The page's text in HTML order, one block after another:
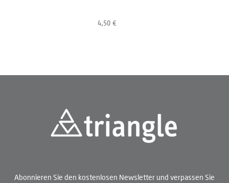
Regulärer Preis:
4,50 €
Abonnieren Sie den kostenlosen Newsletter und verpassen Sie